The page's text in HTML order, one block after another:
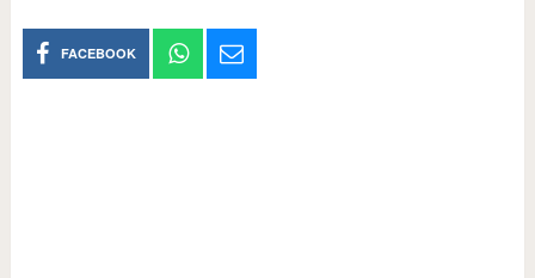
FACEBOOK